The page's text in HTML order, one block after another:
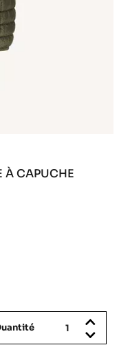
À CAPUCHE